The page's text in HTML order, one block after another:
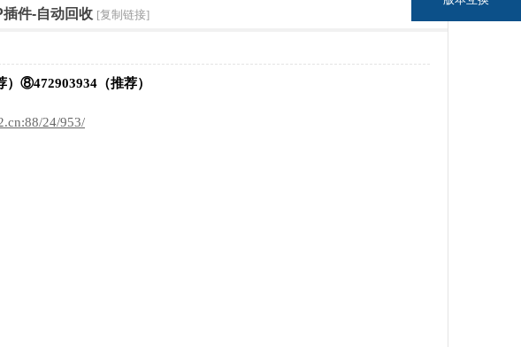
件-自动回收 [复制链接]
⑧472903934（推荐）
24/953/